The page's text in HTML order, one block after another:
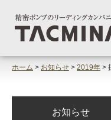
ホーム > お知らせ > 2019年 >
お知らせ